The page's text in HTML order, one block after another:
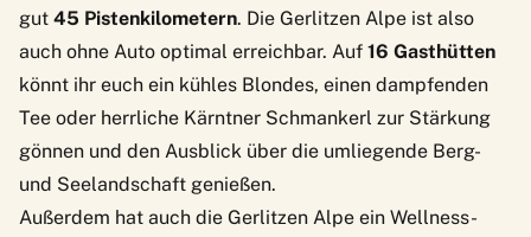
gut 45 Pistenkilometern. Die Gerlitzen Alpe ist also
auch ohne Auto optimal erreichbar. Auf 16 Gasthütten
könnt ihr euch ein kühles Blondes, einen dampfenden
Tee oder herrliche Kärntner Schmankerl zur Stärkung
gönnen und den Ausblick über die umliegende Berg-
und Seelandschaft genießen.
Außerdem hat auch die Gerlitzen Alpe ein Wellness-